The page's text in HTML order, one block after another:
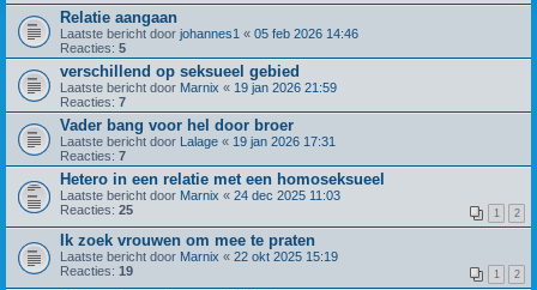
Relatie aangaan
Laatste bericht door johannes1 « 05 feb 2026 14:46
Reacties: 5
verschillend op seksueel gebied
Laatste bericht door Marnix « 19 jan 2026 21:59
Reacties: 7
Vader bang voor hel door broer
Laatste bericht door Lalage « 19 jan 2026 17:31
Reacties: 7
Hetero in een relatie met een homoseksueel
Laatste bericht door Marnix « 24 dec 2025 11:03
Reacties: 25 1 2
Ik zoek vrouwen om mee te praten
Laatste bericht door Marnix « 22 okt 2025 15:19
Reacties: 19 1 2